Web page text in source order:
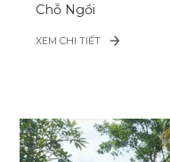
Chỗ Ngồi
XEM CHI TIẾT